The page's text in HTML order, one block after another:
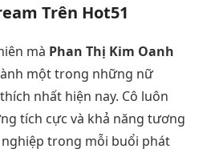
Trên Hot51
mà Phan Thị Kim Oanh
một trong những nữ
nhất hiện nay. Cô luôn
tích cực và khả năng tương
trong mỗi buổi phát